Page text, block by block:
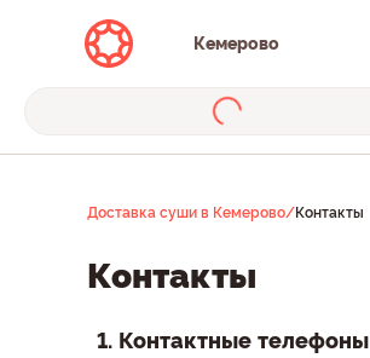
Кемерово
Доставка суши в Кемерово/Контакты
Контакты
1. Контактные телефоны